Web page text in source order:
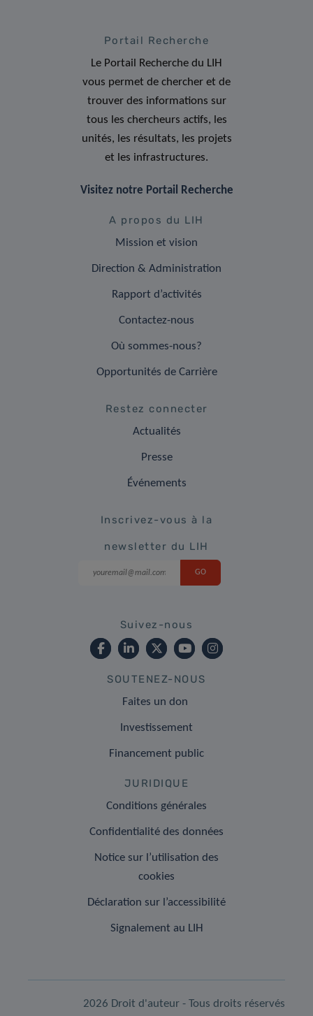
Portail Recherche
Le Portail Recherche du LIH
vous permet de chercher et de
trouver des informations sur
tous les chercheurs actifs, les
unités, les résultats, les projets
et les infrastructures.
Visitez notre Portail Recherche
A propos du LIH
Mission et vision
Direction & Administration
Rapport d’activités
Contactez-nous
Où sommes-nous?
Opportunités de Carrière
Restez connecter
Actualités
Presse
Événements
Inscrivez-vous à la
newsletter du LIH
Suivez-nous
SOUTENEZ-NOUS
Faites un don
Investissement
Financement public
JURIDIQUE
Conditions générales
Confidentialité des données
Notice sur l’utilisation des
cookies
Déclaration sur l’accessibilité
Signalement au LIH
2026 Droit d'auteur - Tous droits réservés